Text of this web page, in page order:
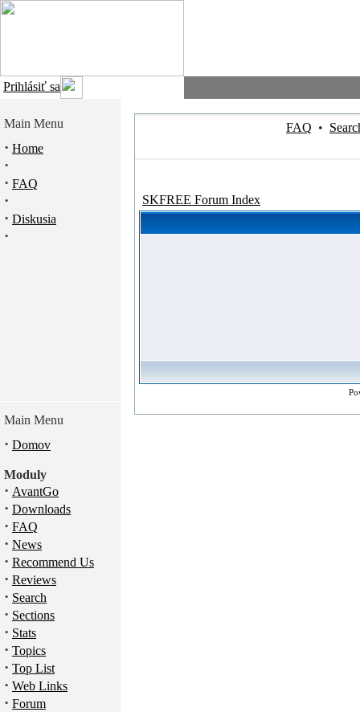
Prihlásiť sa
Main Menu
· Home
·
· FAQ
·
· Diskusia
·
Main Menu
· Domov
Moduly
· AvantGo
· Downloads
· FAQ
· News
· Recommend Us
· Reviews
· Search
· Sections
· Stats
· Topics
· Top List
· Web Links
· Forum
FAQ •
SKFREE Forum Index